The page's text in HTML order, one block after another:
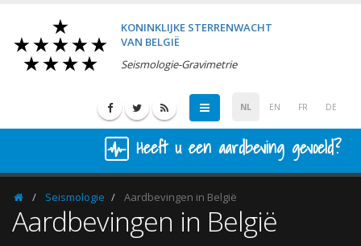
KONINKLIJKE STERRENWACHT
VAN BELGIË
Seismologie-Gravimetrie
NL EN FR DE
Heeft u een aardbeving gevoeld?
HomepageSeismologie Aardbevingen in België
Aardbevingen in België